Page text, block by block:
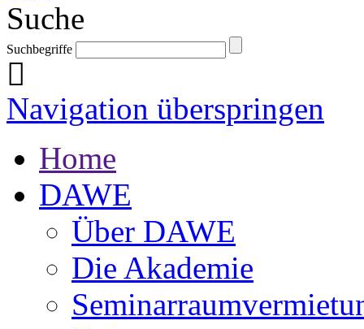
Suche
Suchbegriffe
Navigation überspringen
Home
DAWE
Über DAWE
Die Akademie